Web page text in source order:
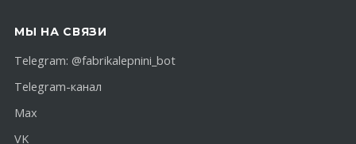
МЫ НА СВЯЗИ
Telegram: @fabrikalepnini_bot
Telegram-канал
Max
VK